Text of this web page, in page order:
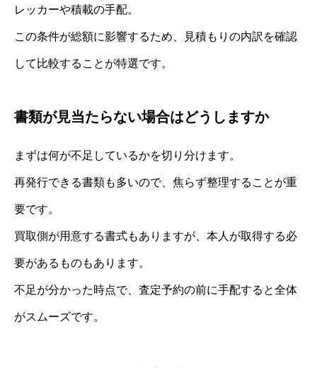
レッカーや積載の手配。
この条件が総額に影響するため、見積もりの内訳を確認
して比較することが特選です。
書類が見当たらない場合はどうしますか
まずは何が不足しているかを切り分けます。
再発行できる書類も多いので、焦らず整理することが重
要です。
買取側が用意する書式もありますが、本人が取得する必
要があるものもあります。
不足が分かった時点で、査定予約の前に手配すると全体
がスムーズです。